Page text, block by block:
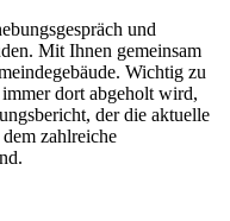
und
Mit Ihnen gemeinsam
Wichtig zu
dort abgeholt wird,
der die aktuelle
zahlreiche